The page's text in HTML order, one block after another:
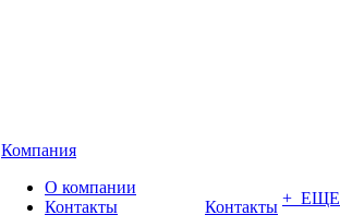
Компания
О компании
Контакты
Контакты + ЕЩЕ